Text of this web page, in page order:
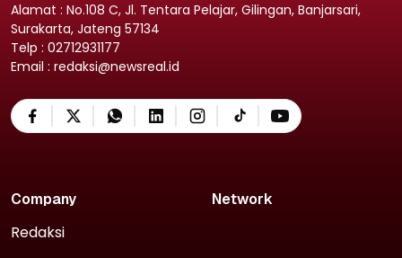
Alamat : No.108 C, Jl. Tentara Pelajar, Gilingan, Banjarsari,
Surakarta, Jateng 57134
Telp : 02712931177
Email : redaksi@newsreal.id
Company
Redaksi
Network